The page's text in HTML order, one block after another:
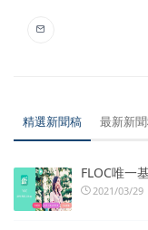
精選新聞稿 最新新
FLOC唯一
2021/03/29